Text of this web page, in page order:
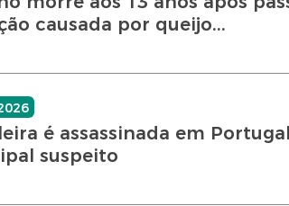
causada por queijo...
é assassinada em
suspeito